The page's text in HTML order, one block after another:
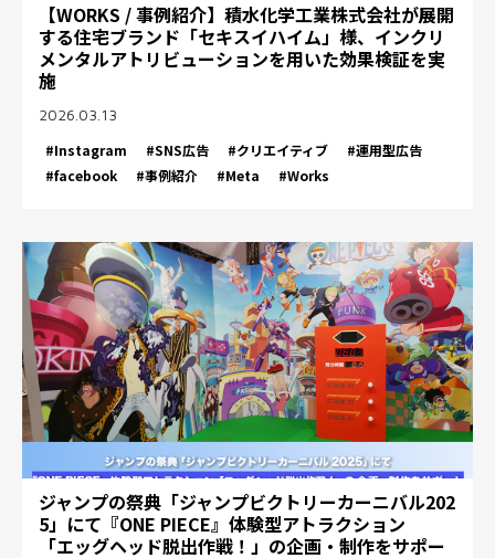
【WORKS / 事例紹介】積水化学工業株式会社が展開
する住宅ブランド「セキスイハイム」様、インクリ
メンタルアトリビューションを用いた効果検証を実
施
2026.03.13
#Instagram
#SNS広告 #クリエイティブ
#運用型広告
#facebook
#事例紹介 #Meta #Works
ジャンプの祭典「ジャンプビクトリーカーニバル202
5」にて『ONE PIECE』体験型アトラクション
「エッグヘッド脱出作戦！」の企画・制作をサポー